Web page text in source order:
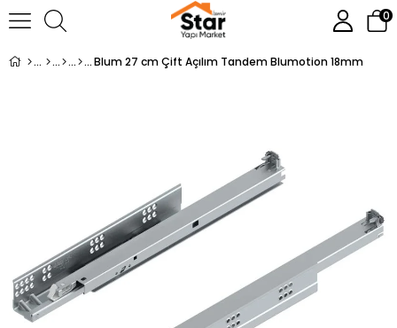
0
Blum 27 cm Çift Açılım Tandem Blumotion 18mm